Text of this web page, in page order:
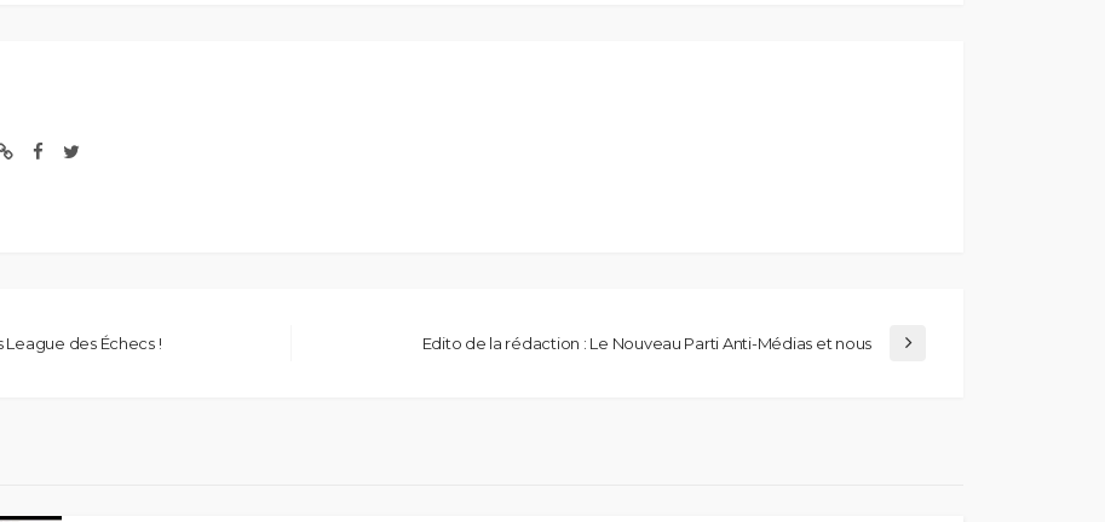
des Échecs ! Edito de la rédaction : Le Nouveau Parti Anti-Médias et nous